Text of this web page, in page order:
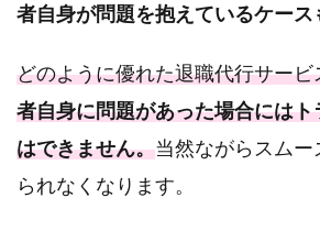
者自身が問題を抱えているケース
どのように優れた退職代行サー
者自身に問題があった場合には
はできません。当然ながらスム
られなくなります。